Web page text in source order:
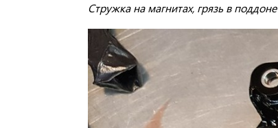
Стружка на магнитах, грязь в поддоне